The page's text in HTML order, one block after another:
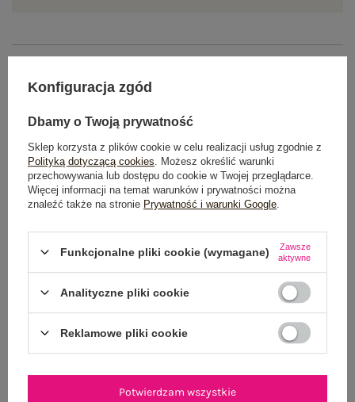
WYSYŁKA I DOSTAWA
ZWROTY I REKLAMACJE
NEWSLETTER
Konfiguracja zgód
Dbamy o Twoją prywatność
Sklep korzysta z plików cookie w celu realizacji usług zgodnie z
Polityką dotyczącą cookies . Możesz określić warunki
przechowywania lub dostępu do cookie w Twojej przeglądarce.
Więcej informacji na temat warunków i prywatności można
znaleźć także na stronie Prywatność i warunki Google
Funkcjonalne pliki cookie (wymagane)
Zawsze
aktywne
Analityczne pliki cookie
Reklamowe pliki cookie
Potwierdzam wszystkie